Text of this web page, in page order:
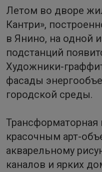
Летом во дворе
Кантри»,
в Янино, на одной
подстанций
Художники-
фасады
городской среды.
Трансформаторная
красочным арт-
акварельному
каналов и ярких